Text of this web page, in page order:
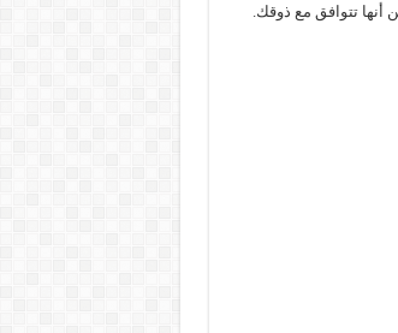
أنها تتوافق مع ذوقك.